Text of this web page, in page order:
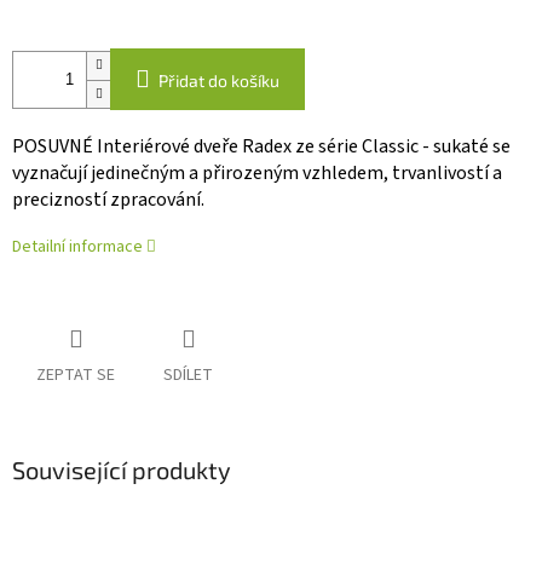
Přidat do košíku
POSUVNÉ Interiérové dveře Radex ze série Classic - sukaté se
vyznačují jedinečným a přirozeným vzhledem, trvanlivostí a
precizností zpracování.
Detailní informace
ZEPTAT SE SDÍLET
Související produkty